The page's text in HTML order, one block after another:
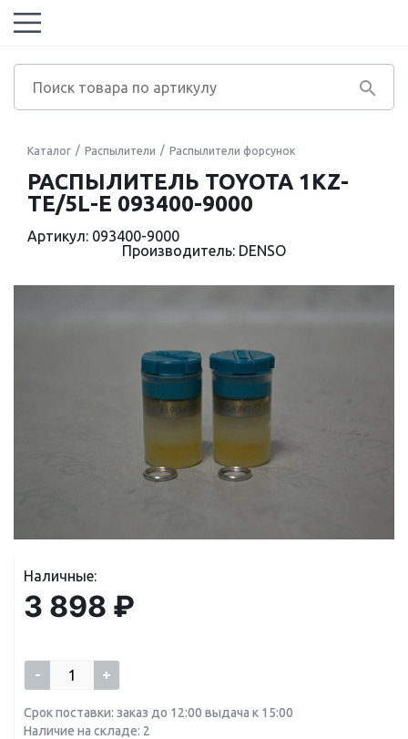
Каталог Распылители Распылители форсунок
РАСПЫЛИТЕЛЬ TOYOTA 1KZ-
TE/5L-E 093400-9000
Артикул: 093400-9000
Производитель: DENSO
Наличные:
3 898 ₽
- +
Срок поставки: заказ до 12:00 выдача к 15:00
Наличие на складе: 2